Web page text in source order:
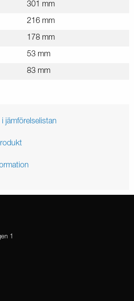
301 mm
216 mm
178 mm
53 mm
83 mm
jämförelselistan
1